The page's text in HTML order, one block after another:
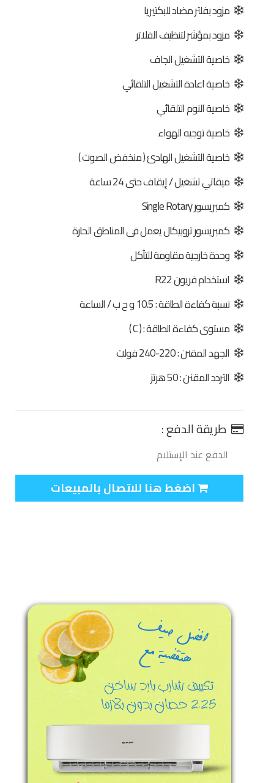
مزود بفلتر مضاد للبكتيريا
مزود بمؤشر لتنظيف الفلاتر
خاصية التشغيل الجاف
خاصية اعادة التشغيل التلقائي
خاصية النوم التلقائي
خاصية توجيه الهواء
خاصية التشغيل الهادئ ( منخفض الصوت )
ميقاتي تشغيل / إيقاف حتى 24 ساعة
كمبريسور Single Rotary
كمبريسور تروبيكال يعمل فى المناطق الحارة
وحدة خارجية مقاومة للتآكل
استخدام فريون R22
نسبة كفاءة الطاقة : 10.5 و ح ب / الساعة
مستوى كفاءة الطاقة : ( C )
الجهد المقنن : 220-240 فولت
التردد المقنن : 50 هرتز
طريقة الدفع :
الدفع عند الإستلام
اضغط هنا للاتصال بالمبيعات